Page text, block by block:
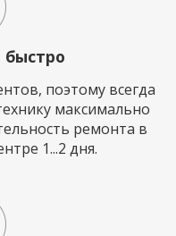
поэтому всегда
максимально
ремонта в
1...2 дня.